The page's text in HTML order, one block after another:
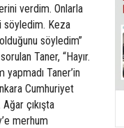
verdim. Onlarla
söyledim. Keza
söyledim”
Taner, “Hayır.
Taner’in
Cumhuriyet
çıkışta
merhum